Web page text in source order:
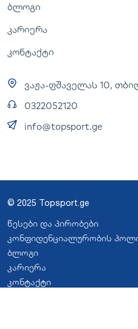
ბლოგი
კარიერა
კონტაქტი
ვაჟა-ფშაველას 10,
0322052120
info@topsport.ge
© 2025 Topsport.ge
წესები და პირობები
კონფიდენციალურობის
ბლოგი
კარიერა
კონტაქტი